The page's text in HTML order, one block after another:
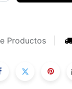
Productos